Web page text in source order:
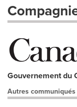
Gouvernement du
Autres